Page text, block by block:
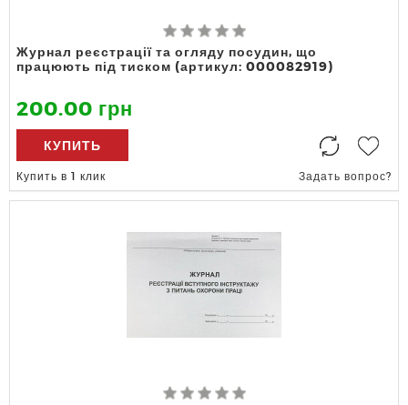
Журнал реєстрації та огляду посудин, що
працюють під тиском (артикул: 000082919)
200.00 грн
КУПИТЬ
Купить в 1 клик Задать вопрос?